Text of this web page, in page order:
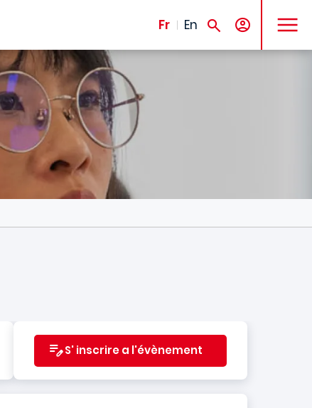
Fr En
MENU
S' inscrire a l'évènement